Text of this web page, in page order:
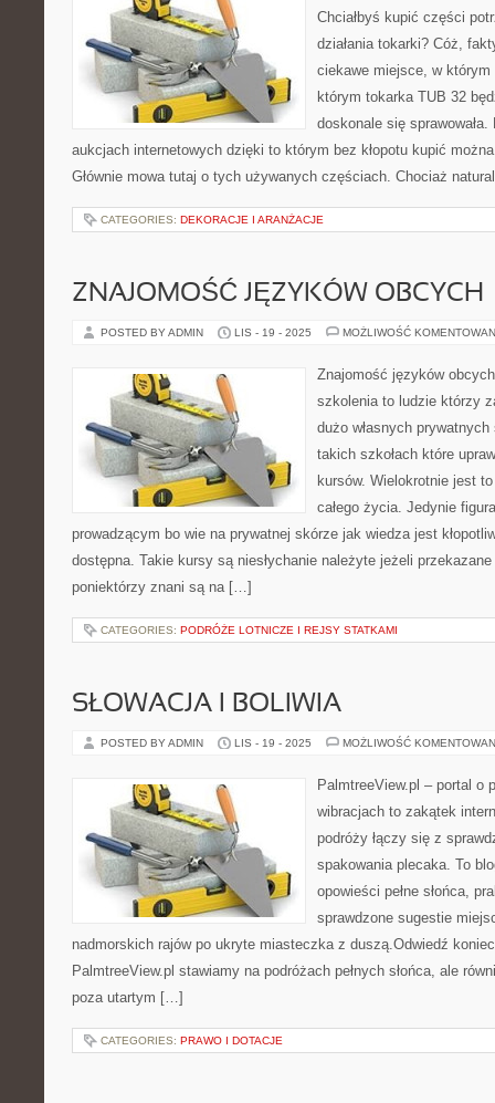
Chciałbyś kupić części
działania tokarki? Cóż,
ciekawe miejsce, w
którym tokarka TUB 32
doskonale się
aukcjach internetowych dzięki to którym bez kłopotu kupić
Głównie mowa tutaj o tych używanych częściach. Chociaż
CATEGORIES: DEKORACJE I ARANŻACJE
ZNAJOMOŚĆ JĘZYKÓW OBCYCH
POSTED BY ADMIN LIS - 19 - 2025 MOŻLIWOŚĆ
Znajomość języków
szkolenia to ludzie którzy
dużo własnych
takich szkołach które
kursów. Wielokrotnie jest
całego życia. Jedynie
prowadzącym bo wie na prywatnej skórze jak wiedza jest
dostępna. Takie kursy są niesłychanie należyte jeżeli
poniektórzy znani są na […]
CATEGORIES: PODRÓŻE LOTNICZE I REJSY STATKAMI
SŁOWACJA I BOLIWIA
POSTED BY ADMIN LIS - 19 - 2025 MOŻLIWOŚĆ
PalmtreeView.pl – portal o
wibracjach to zakątek
podróży łączy się z
spakowania plecaka. To
opowieści pełne słońca,
sprawdzone sugestie
nadmorskich rajów po ukryte miasteczka z duszą.Odwiedź
PalmtreeView.pl stawiamy na podróżach pełnych słońca, ale
poza utartym […]
CATEGORIES: PRAWO I DOTACJE